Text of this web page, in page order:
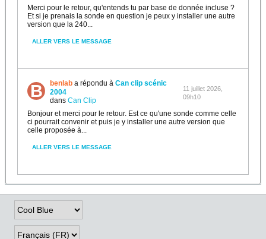
Merci pour le retour, qu'entends tu par base de donnée incluse ?
Et si je prenais la sonde en question je peux y installer une autre
version que la 240...
ALLER VERS LE MESSAGE
benlab a répondu àCan clip scénic
2004
dansCan Clip
11 juillet 2026,
09h10
Bonjour et merci pour le retour. Est ce qu'une sonde comme celle
ci pourrait convenir et puis je y installer une autre version que
celle proposée à...
ALLER VERS LE MESSAGE